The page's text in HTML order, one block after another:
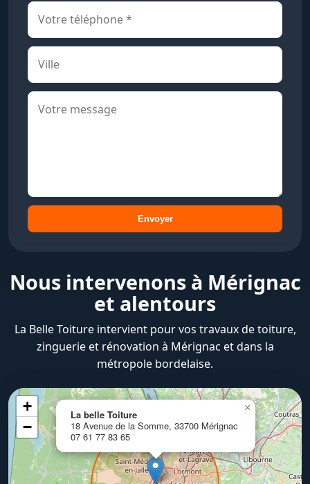
Envoyer
Nous intervenons à Mérignac
et alentours
La Belle Toiture intervient pour vos travaux de toiture,
zinguerie et rénovation à Mérignac et dans la
métropole bordelaise.
La belle Toiture
18 Avenue de la Somme, 33700 Mérignac
07 61 77 83 65
×
+
−